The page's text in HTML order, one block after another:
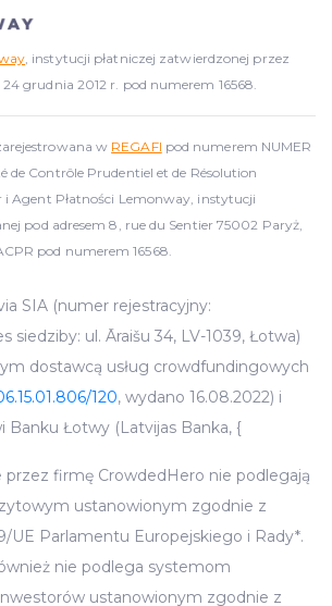
, instytucji płatniczej zatwierdzonej przez
grudnia 2012 r. pod numerem 16568.
w REGAFI pod numerem NUMER
de Contrôle Prudentiel et de Résolution
i Agent Płatności Lemonway, instytucji
pod adresem 8, rue du Sentier 75002 Paryż,
pod numerem 16568.
SIA (numer rejestracyjny:
siedziby: ul. Āraišu 34, LV-1039, Łotwa)
dostawcą usług crowdfundingowych
120, wydano 16.08.2022) i
Banku Łotwy (Latvijas Banka, {
przez firmę CrowdedHero nie podlegają
ustanowionym zgodnie z
UE Parlamentu Europejskiego i Rady*.
nie podlega systemom
ustanowionym zgodnie z